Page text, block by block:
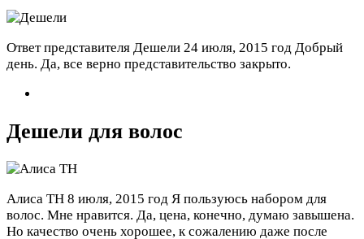
Ответ представителя Дешели 24 июля, 2015 год Добрый
день. Да, все верно представительство закрыто.
Дешели для волос
Алиса ТН 8 июля, 2015 год Я пользуюсь набором для
волос. Мне нравится. Да, цена, конечно, думаю завышена.
Но качество очень хорошее, к сожалению даже после